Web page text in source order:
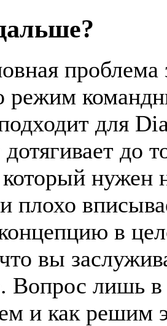
проблема
режим
для
до
который
плохо
в
вы
Вопрос лишь
и как решим